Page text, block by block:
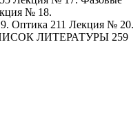
№ 18.
Оптика 211 Лекция № 20.
ЛИТЕРАТУРЫ 259